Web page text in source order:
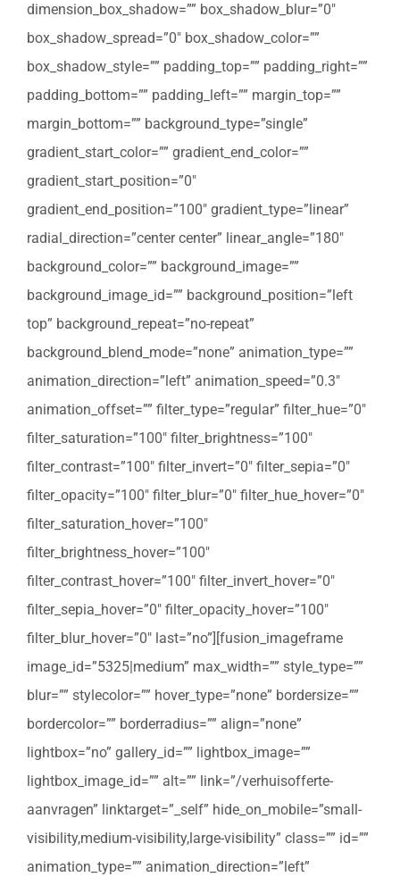
dimension_box_shadow=”” box_shadow_blur=”0″
box_shadow_spread=”0″ box_shadow_color=””
box_shadow_style=”” padding_top=”” padding_right=””
padding_bottom=”” padding_left=”” margin_top=””
margin_bottom=”” background_type=”single”
gradient_start_color=”” gradient_end_color=””
gradient_start_position=”0″
gradient_end_position=”100″ gradient_type=”linear”
radial_direction=”center center” linear_angle=”180″
background_color=”” background_image=””
background_image_id=”” background_position=”left
top” background_repeat=”no-repeat”
background_blend_mode=”none” animation_type=””
animation_direction=”left” animation_speed=”0.3″
animation_offset=”” filter_type=”regular” filter_hue=”0″
filter_saturation=”100″ filter_brightness=”100″
filter_contrast=”100″ filter_invert=”0″ filter_sepia=”0″
filter_opacity=”100″ filter_blur=”0″ filter_hue_hover=”0″
filter_saturation_hover=”100″
filter_brightness_hover=”100″
filter_contrast_hover=”100″ filter_invert_hover=”0″
filter_sepia_hover=”0″ filter_opacity_hover=”100″
filter_blur_hover=”0″ last=”no”][fusion_imageframe
image_id=”5325|medium” max_width=”” style_type=””
blur=”” stylecolor=”” hover_type=”none” bordersize=””
bordercolor=”” borderradius=”” align=”none”
lightbox=”no” gallery_id=”” lightbox_image=””
lightbox_image_id=”” alt=”” link=”/verhuisofferte-
aanvragen” linktarget=”_self” hide_on_mobile=”small-
visibility,medium-visibility,large-visibility” class=”” id=””
animation_type=”” animation_direction=”left”